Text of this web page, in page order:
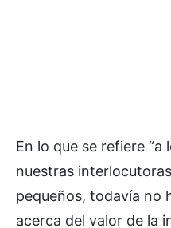
En lo que se refiere “a
nuestras
pequeños, todavía no
acerca del valor de la